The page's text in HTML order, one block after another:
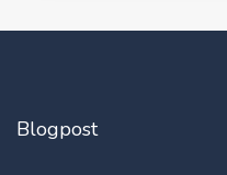
Blogpost